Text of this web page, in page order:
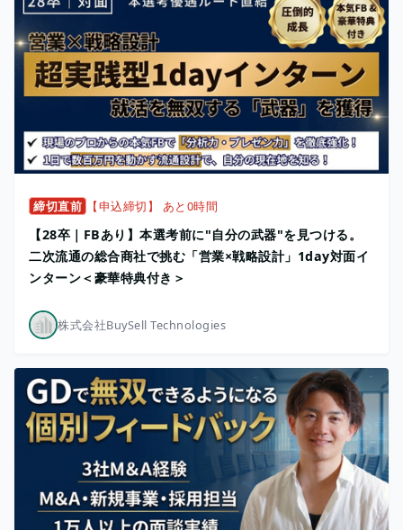
締切直前 【申込締切】 あと0時間
【28卒｜FBあり】本選考前に"自分の武器"を見つける。
二次流通の総合商社で挑む「営業×戦略設計」1day対面イ
ンターン＜豪華特典付き＞
株式会社BuySell Technologies